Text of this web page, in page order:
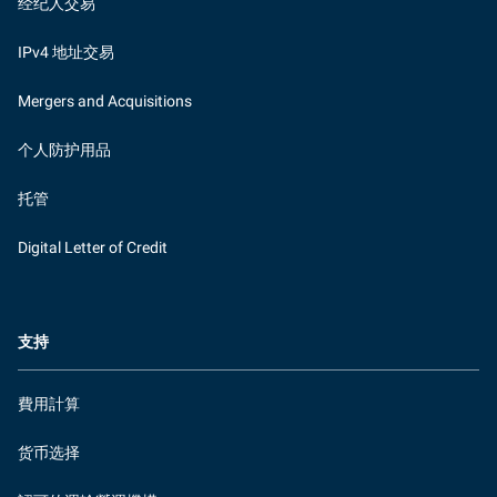
IPv4 地址交易
Mergers and Acquisitions
个人防护用品
托管
Digital Letter of Credit
支持
費用計算
货币选择